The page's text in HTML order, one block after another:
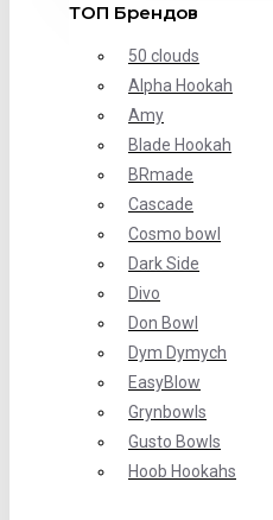
ТОП Брендов
50 clouds
Alpha Hookah
Amy
Blade Hookah
BRmade
Cascade
Cosmo bowl
Dark Side
Divo
Don Bowl
Dym Dymych
EasyBlow
Grynbowls
Gusto Bowls
Hoob Hookahs